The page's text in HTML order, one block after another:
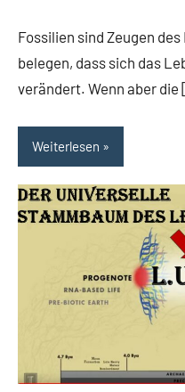
Fossilien sind Zeugen
belegen, dass sich das
verändert. Wenn aber
Weiterlesen